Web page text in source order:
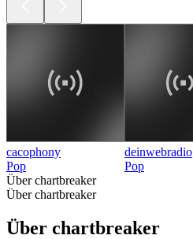
cacophony
Pop
deinwebradio
Pop
Über chartbreaker
Über chartbreaker
Über chartbreaker